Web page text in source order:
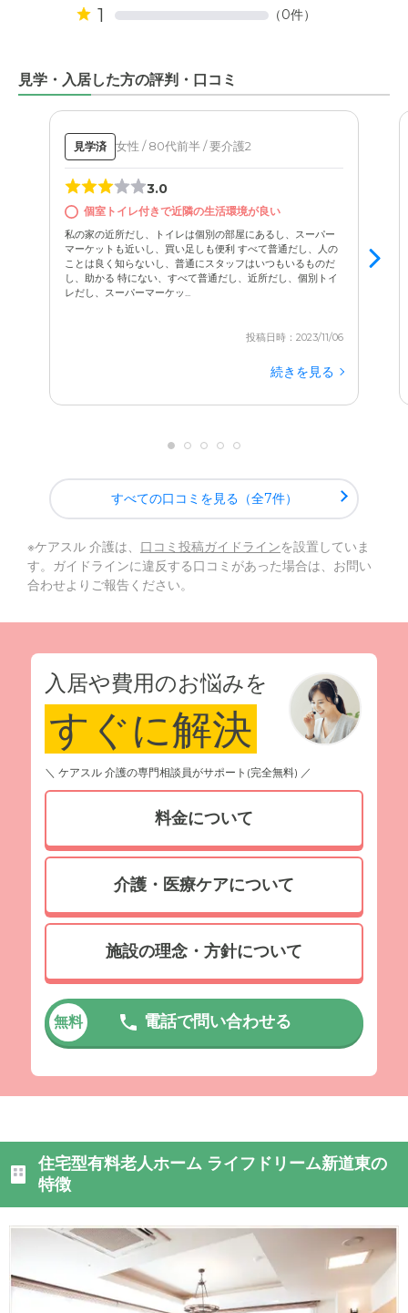
1 （0件）
見学・入居した方の評判・口コミ
見学済 女性 / 80代前半 / 要介護2
3.0
個室トイレ付きで近隣の生活環境が良い
私の家の近所だし、トイレは個別の部屋にあるし、スーパー
マーケットも近いし、買い足しも便利 すべて普通だし、人の
ことは良く知らないし、普通にスタッフはいつもいるものだ
し、助かる 特にない、すべて普通だし、近所だし、個別トイ
レだし、スーパーマーケッ...
投稿日時：2023/11/06
続きを見る
すべての口コミを見る（全7件）
※ケアスル 介護は、 口コミ投稿ガイドラインを設置していま
す。ガイドラインに違反する口コミがあった場合は、お問い
合わせよりご報告ください。
入居や費用のお悩みを
すぐに解決
＼ ケアスル 介護の専門相談員がサポート(完全無料) ／
料金について
介護・医療ケアについて
施設の理念・方針について
無料 電話で問い合わせる
住宅型有料老人ホーム ライフドリーム新道東の
特徴